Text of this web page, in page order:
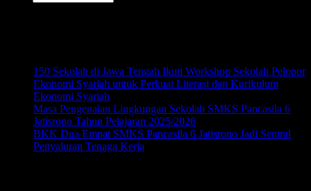
150 Sekolah di Jawa Tengah Ikuti Workshop Sekolah Pelopor
Ekonomi Syariah untuk Perkuat Literasi dan Kurikulum
Ekonomi Syariah
Masa Pengenalan Lingkungan Sekolah SMKS Pancasila 6
Jatisrono Tahun Pelajaran 2025/2026
BKK Dua Empat SMKS Pancasila 6 Jatisrono Jadi Sentral
Penyaluran Tenaga Kerja